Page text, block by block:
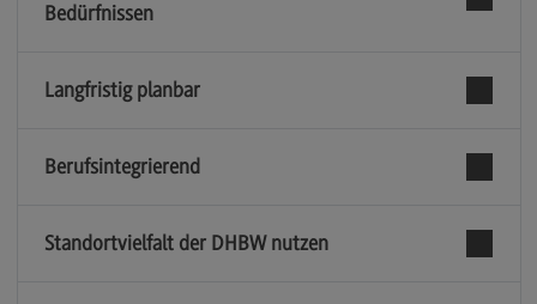
Governance Sozialer Arbeit
Berufsperspektiven
Informatik
Bedürfnissen
Langfristig planbar
Berufsintegrierend
Standortvielfalt der DHBW nutzen